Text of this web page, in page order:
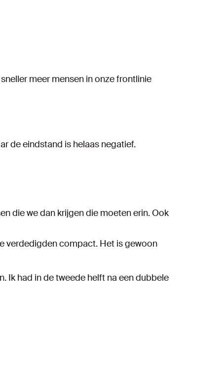
meer mensen in onze frontlinie
de eindstand is helaas negatief.
die we dan krijgen die moeten erin. Ook
verdedigden compact. Het is gewoon
Ik had in de tweede helft na een dubbele